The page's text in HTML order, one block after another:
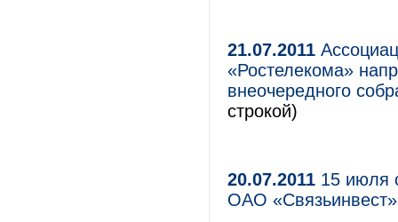
21.07.2011
«Ростелекома»
внеочередного
строкой)
20.07.2011 15 июля
ОАО